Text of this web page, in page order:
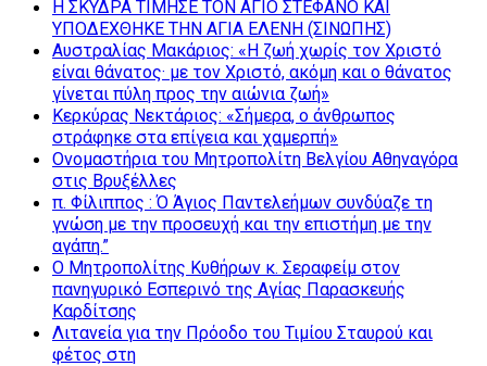
Η ΣΚΥΔΡΑ ΤΙΜΗΣΕ ΤΟΝ ΑΓΙΟ ΣΤΕΦΑΝΟ ΚΑΙ
ΥΠΟΔΕΧΘΗΚΕ ΤΗΝ ΑΓΙΑ ΕΛΕΝΗ (ΣΙΝΩΠΗΣ)
Αυστραλίας Μακάριος: «Η ζωή χωρίς τον Χριστό
είναι θάνατος· με τον Χριστό, ακόμη και ο θάνατος
γίνεται πύλη προς την αιώνια ζωή»
Κερκύρας Νεκτάριος: «Σήμερα, ο άνθρωπος
στράφηκε στα επίγεια και χαμερπή»
Ονομαστήρια του Μητροπολίτη Βελγίου Αθηναγόρα
στις Βρυξέλλες
π. Φίλιππος : Ό Άγιος Παντελεήμων συνδύαζε τη
γνώση με την προσευχή και την επιστήμη με την
αγάπη.”
Ο Μητροπολίτης Κυθήρων κ. Σεραφείμ στον
πανηγυρικό Εσπερινό της Αγίας Παρασκευής
Καρδίτσης
Λιτανεία για την Πρόοδο του Τιμίου Σταυρού και
φέτος στη